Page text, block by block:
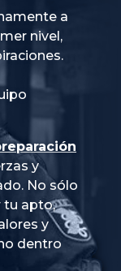
a
nivel,
y
. No sólo
tu apto,
y
dentro